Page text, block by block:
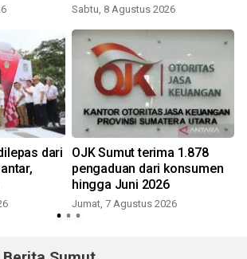
Sabtu, 8 Agustus 2026
dari
OJK Sumut terima 1.878
pengaduan dari konsumen
hingga Juni 2026
Jumat, 7 Agustus 2026